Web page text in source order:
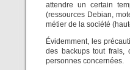
attendre un certain
(ressources Debian,
métier de la société
Évidemment, les
des backups tout frais,
personnes concernées.